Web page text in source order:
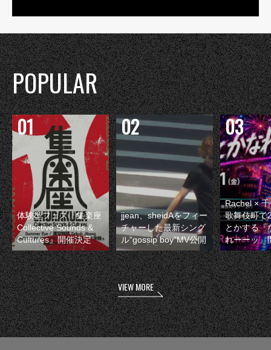
POPULAR
体験型フェス『集楽座
Collective Sounds &
Cultures』開催決定
jjean、sheidAをフィー
チャーした最新シング
ル“gossip boy”MV公開
Rachel ×
歌舞伎町で
とかする『
れーーッ』
VIEW MORE